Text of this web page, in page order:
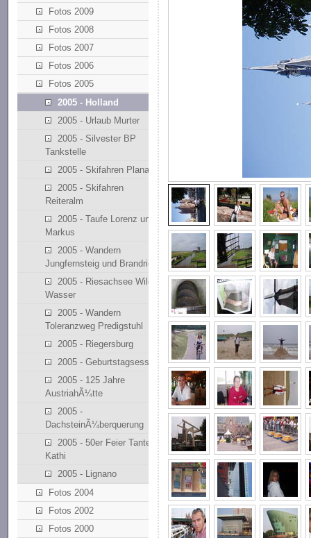
Fotos 2009
Fotos 2008
Fotos 2007
Fotos 2006
Fotos 2005
2005 - Holland
2005 - Urlaub Murter
2005 - Silvester BP
Tankstelle
2005 - Skifahren Planai
2005 - Skifahren
Reiteralm
2005 - Taufe Lorenz und
Markus
2005 - Wandern
Jungfernsteig und Brandriedl
2005 - Riesachsee Wilde
Wasser
2005 - Wandern
Toleranzweg Predigstuhl
2005 - Riegersburg
2005 - Geburtstagsessen
2005 - 125 Jahre
AustriahÃ¼tte
2005 -
DachsteinÃ¼berquerung
2005 - 50er Feier Tante
Kathi
2005 - Lignano
Fotos 2004
Fotos 2002
Fotos 2000